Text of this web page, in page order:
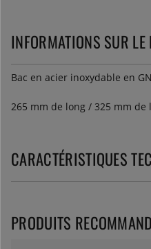
INFORMATIONS SUR
Bac en acier inoxydable en
265 mm de long / 325 mm
CARACTÉRISTIQUES
PRODUITS